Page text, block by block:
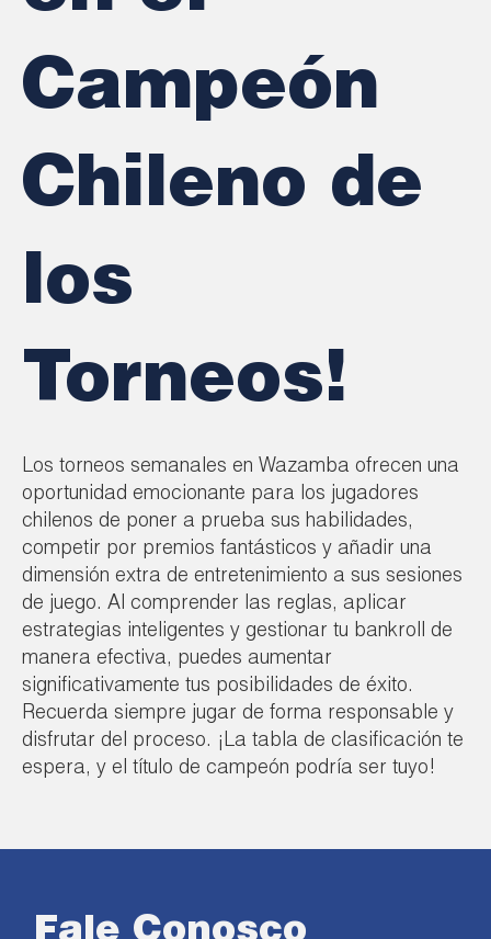
Campeón
Chileno de
los
Torneos!
Los torneos semanales en Wazamba ofrecen una
oportunidad emocionante para los jugadores
chilenos de poner a prueba sus habilidades,
competir por premios fantásticos y añadir una
dimensión extra de entretenimiento a sus sesiones
de juego. Al comprender las reglas, aplicar
estrategias inteligentes y gestionar tu bankroll de
manera efectiva, puedes aumentar
significativamente tus posibilidades de éxito.
Recuerda siempre jugar de forma responsable y
disfrutar del proceso. ¡La tabla de clasificación te
espera, y el título de campeón podría ser tuyo!